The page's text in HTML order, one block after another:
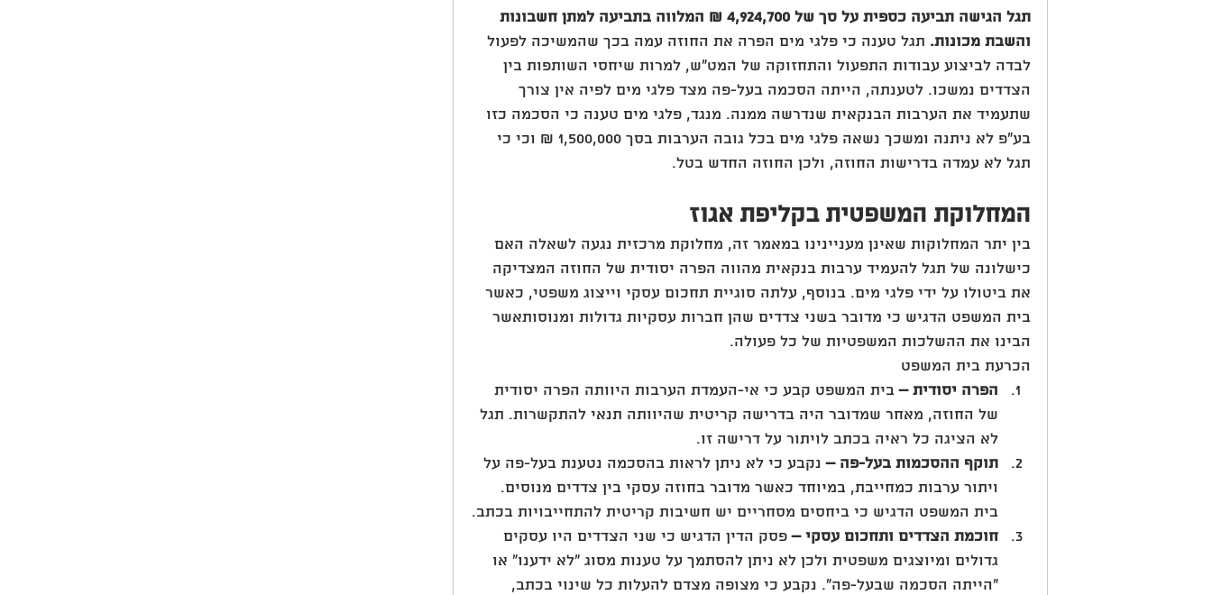
תגל הגישה תביעה כספית על סך של 4,924,700 ₪ המלווה בתביעה למתן חשבונות
והשבת מכונות. תגל טענה כי פלגי מים הפרה את החוזה עמה בכך שהמשיכה לפעול
לבדה לביצוע עבודות התפעול והתחזוקה של המט"ש, למרות שיחסי השותפות בין
הצדדים נמשכו. לטענתה, הייתה הסכמה בעל-פה מצד פלגי מים לפיה אין צורך
שתעמיד את הערבות הבנקאית שנדרשה ממנה. מנגד, פלגי מים טענה כי הסכמה כזו
בע"פ לא ניתנה ומשכך נשאה פלגי מים בכל גובה הערבות בסך 1,500,000 ₪ וכי כי
תגל לא עמדה בדרישות החוזה, ולכן החוזה החדש בטל.
המחלוקת המשפטית בקליפת אגוז
בין יתר המחלוקות שאינן מעניינינו במאמר זה, מחלוקת מרכזית נגעה לשאלה האם
כישלונה של תגל להעמיד ערבות בנקאית מהווה הפרה יסודית של החוזה המצדיקה
את ביטולו על ידי פלגי מים. בנוסף, עלתה סוגיית תחכום עסקי וייצוג משפטי, כאשר
בית המשפט הדגיש כי מדובר בשני צדדים שהן חברות עסקיות גדולות ומנוסותאשר
הבינו את ההשלכות המשפטיות של כל פעולה.
הכרעת בית המשפט
הפרה יסודית – בית המשפט קבע כי אי-העמדת הערבות היוותה הפרה יסודית
של החוזה, מאחר שמדובר היה בדרישה קריטית שהיוותה תנאי להתקשרות. תגל
לא הציגה כל ראיה בכתב לויתור על דרישה זו.
תוקף ההסכמות בעל-פה – נקבע כי לא ניתן לראות בהסכמה נטענת בעל-פה על
ויתור ערבות כמחייבת, במיוחד כאשר מדובר בחוזה עסקי בין צדדים מנוסים.
בית המשפט הדגיש כי ביחסים מסחריים יש חשיבות קריטית להתחייבויות בכתב.
חוכמת הצדדים ותחכום עסקי – פסק הדין הדגיש כי שני הצדדים היו עסקים
גדולים ומיוצגים משפטית ולכן לא ניתן להסתמך על טענות מסוג "לא ידענו" או
"הייתה הסכמה שבעל-פה". נקבע כי מצופה מצדם להעלות כל שינוי בכתב,